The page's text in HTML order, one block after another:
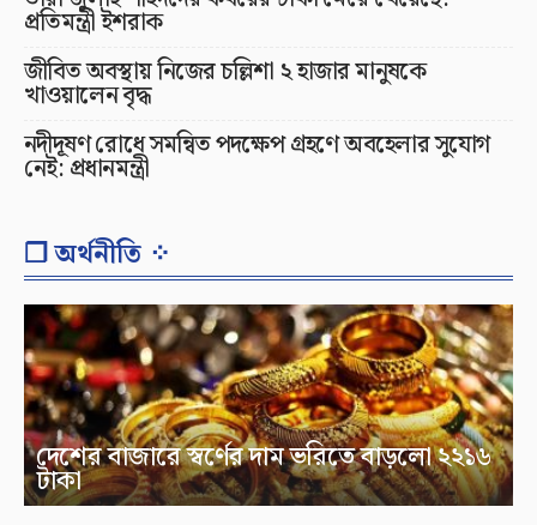
প্রতিমন্ত্রী ইশরাক
জীবিত অবস্থায় নিজের চল্লিশা ২ হাজার মানুষকে
খাওয়ালেন বৃদ্ধ
নদীদূষণ রোধে সমন্বিত পদক্ষেপ গ্রহণে অবহেলার সুযোগ
নেই: প্রধানমন্ত্রী
❐ অর্থনীতি ⁘
দেশের বাজারে স্বর্ণের দাম ভরিতে বাড়লো ২২১৬
টাকা